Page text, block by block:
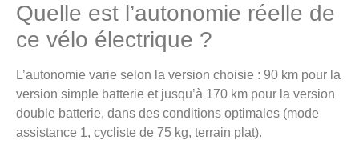
Quelle est l’autonomie réelle de
ce vélo électrique ?
L’autonomie varie selon la version choisie : 90 km pour la
version simple batterie et jusqu’à 170 km pour la version
double batterie, dans des conditions optimales (mode
assistance 1, cycliste de 75 kg, terrain plat).